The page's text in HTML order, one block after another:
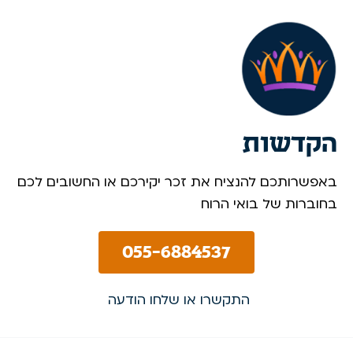
הקדשות
באפשרותכם להנציח את זכר יקירכם או החשובים לכם
בחוברות של בואי הרוח
055-6884537
התקשרו או שלחו הודעה